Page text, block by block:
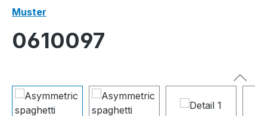
Muster
0610097
Bildergalerie überspringen